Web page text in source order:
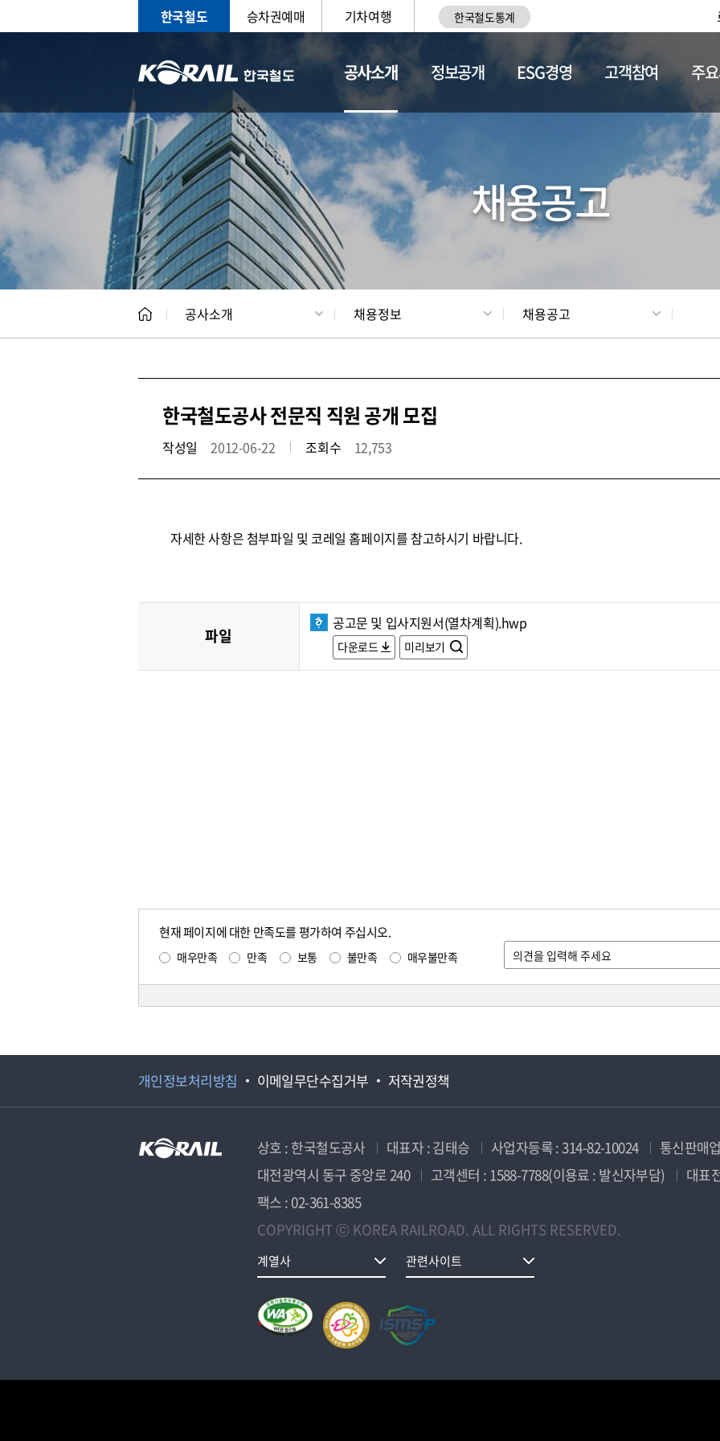
한국철도 승차권예매 기차여행 한국철도통계
공사소개
CEO 일반현황 채용정보
정보공개 ESG경영 고객참여 주
채용공고
공사소개 채용정보 채용공고
한국철도공사 전문직 직원 공개 모집
작성일 2012-06-22 조회수 12,753
자세한 사항은 첨부파일 및 코레일 홈페이지를 참고하시기 바랍니다.
파일
공고문 및 입사지원서(열차계획).hwp
다운로드 미리보기
현재 페이지에 대한 만족도를 평가하여 주십시오.
매우만족 만족 보통 불만족 매우불만족
개인정보처리방침 이메일무단수집거부 저작권정책
상호 : 한국철도공사 대표자 : 김태승 사업자등록 : 314-82-10024
통신판매
대전광역시 동구 중앙로 240
고객센터 : 1588-7788(이용료 : 발신자부담)
대표
팩스 : 02-361-8385
COPYRIGHT ⓒ KOREA RAILROAD. ALL RIGHTS RESERVED.
계열사 관련사이트